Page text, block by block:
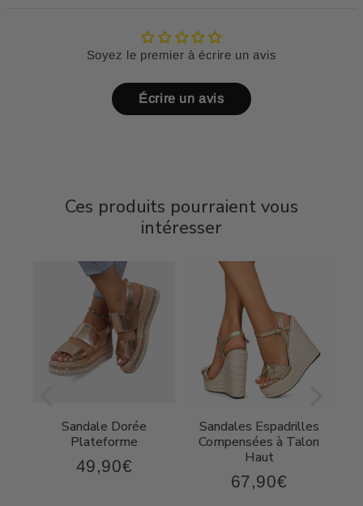
Soyez le premier à écrire un avis
Écrire un avis
Ces produits pourraient vous
intéresser
Sandale Dorée
Plateforme
Prix
49,90€
Sandales Espadrilles
Compensées à Talon
Haut
Prix
67,90€